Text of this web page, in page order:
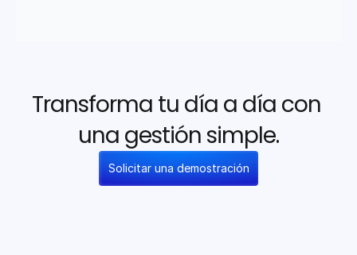
Transforma tu día a día con
una gestión simple.
Solicitar una demostración